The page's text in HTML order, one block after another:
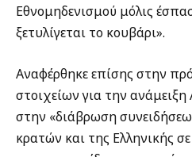
Εθνομηδενισμού μόλις
ξετυλίγεται το κουβάρι».
Αναφέρθηκε επίσης στην
στοιχείων για την ανάμειξη
στην «διάβρωση
κρατών και της Ελληνικής